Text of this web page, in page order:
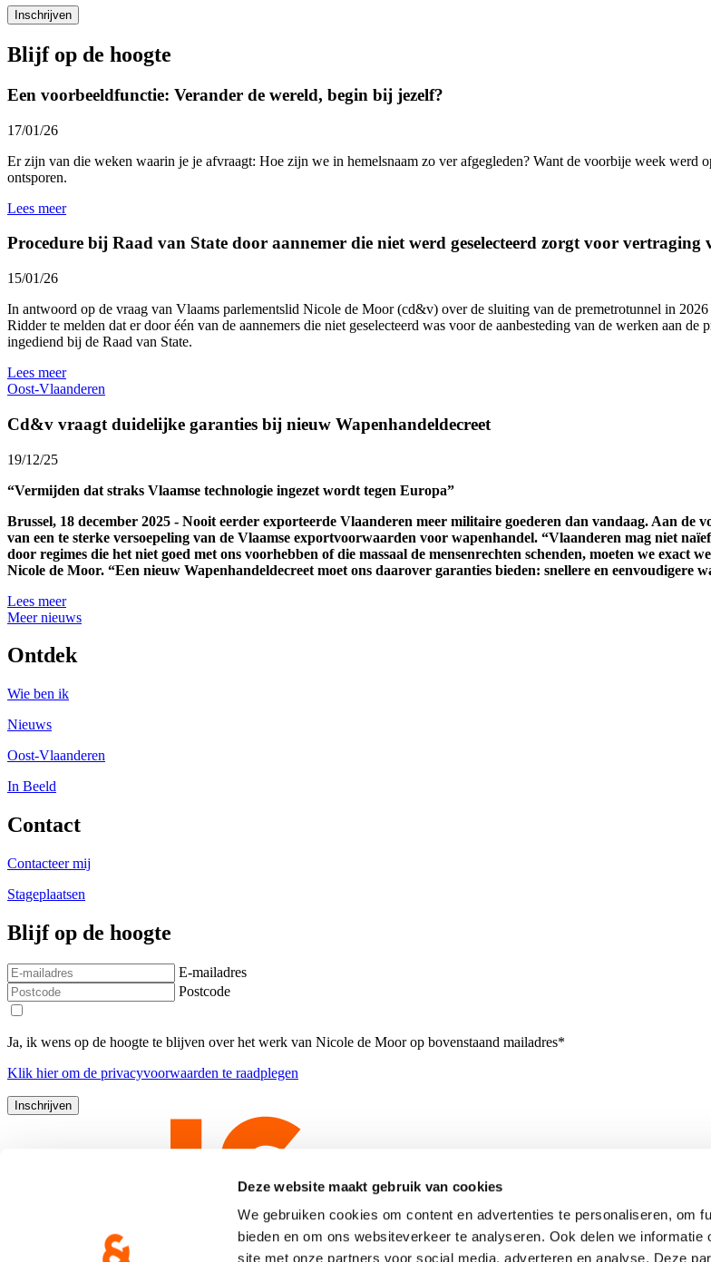
Deze website maakt gebruik van cookies
We gebruiken cookies om content en advertenties te personaliseren, om
bieden en om ons websiteverkeer te analyseren. Ook delen we informatie
site met onze partners voor social media, adverteren en analyse. Deze
Blijf op de hoogte
Een voorbeeldfunctie: Verander de wereld, begin bij jezelf?
17/01/26
Er zijn van die weken waarin je je afvraagt: Hoe zijn we in hemelsnaam zo ver afgegleden? Want de voorbije week
ontsporen.
Lees meer
Procedure bij Raad van State door aannemer die niet werd geselecteerd zorgt voor
15/01/26
In antwoord op de vraag van Vlaams parlementslid Nicole de Moor (cd&v) over de sluiting van de premetrotunnel in
Ridder te melden dat er door één van de aannemers die niet geselecteerd was voor de aanbesteding van de werken aan
ingediend bij de Raad van State.
Lees meer
Oost-Vlaanderen
Cd&v vraagt duidelijke garanties bij nieuw Wapenhandeldecreet
19/12/25
“Vermijden dat straks Vlaamse technologie ingezet wordt tegen Europa”
Brussel, 18 december 2025 - Nooit eerder exporteerde Vlaanderen meer militaire goederen dan vandaag. Aan
van een te sterke versoepeling van de Vlaamse exportvoorwaarden voor wapenhandel. “Vlaanderen mag niet
door regimes die het niet goed met ons voorhebben of die massaal de mensenrechten schenden, moeten we
Nicole de Moor. “Een nieuw Wapenhandeldecreet moet ons daarover garanties bieden: snellere en
Lees meer
Meer nieuws
Ontdek
Wie ben ik
Nieuws
Oost-Vlaanderen
In Beeld
Contact
Contacteer mij
Stageplaatsen
Blijf op de hoogte
E-mailadres
Postcode
Ja, ik wens op de hoogte te blijven over het werk van Nicole de Moor op bovenstaand mailadres*
Klik hierom de privacyvoorwaarden te raadplegen